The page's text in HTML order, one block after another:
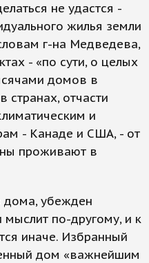
не удастся -
жилья земли
г-на Медведева,
- «по сути, о целых
домов в
странах, отчасти
и
- Канаде и США, - от
проживают в
дома, убежден
по-другому, и к
иначе. Избранный
дом «важнейшим